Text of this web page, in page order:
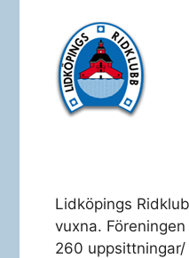
Lidköpings
vuxna.
260